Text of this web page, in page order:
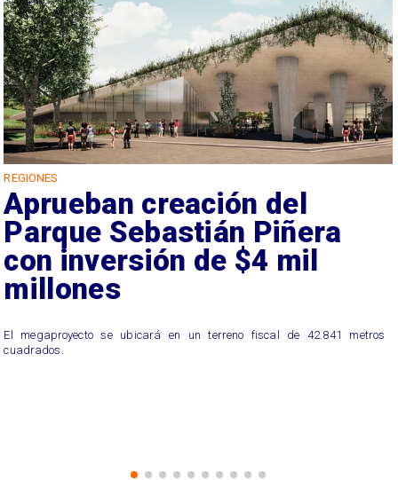
REGIONES
Aprueban creación del
Parque Sebastián Piñera
con inversión de $4 mil
millones
El megaproyecto se ubicará en un terreno fiscal de 42.841 metros
cuadrados.